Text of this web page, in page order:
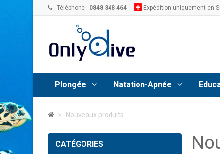
Téléphone : 0848 348 464 Expédition uniquement en
Plongée Natation-Apnée
> Nouveaux produits
CATÉGORIES